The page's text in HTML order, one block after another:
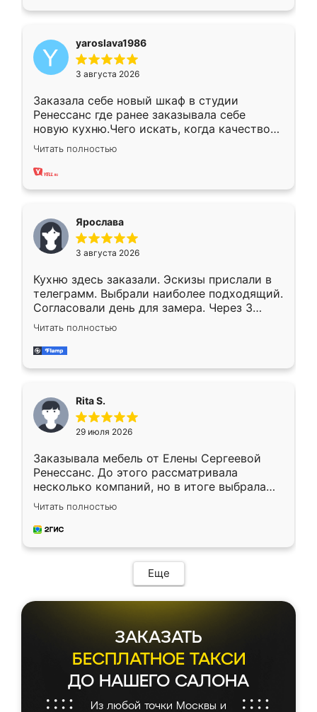
yaroslava1986
3 августа 2026
Заказала себе новый шкаф в студии
Ренессанс где ранее заказывала себе
новую кухню.Чего искать, когда качеством
вполне довольна. Служит кухня уже почти
два года, нареканий нет.
Читать полностью
Ярослава
3 августа 2026
Кухню здесь заказали. Эскизы прислали в
телеграмм. Выбрали наиболее подходящий.
Согласовали день для замера. Через 3
недели кухня была уже готова. Остались
довольны работой. Спасибо Ренессанс
мебель за качественную работу!
Читать полностью
Rita S.
29 июля 2026
Заказывала мебель от Елены Сергеевой
Ренессанс. До этого рассматривала
несколько компаний, но в итоге выбрала
эту. Сначала обговорили условия, потом
приехал замерщик, всё спокойно объяснил
и снял размеры. Изготовили в срок, с
мебель сразу встала на свое место без
каких-либо доработок. Качеством осталась
довольна, все выглядит так, как и ожидала.
Читать полностью
Еще
ЗАКАЗАТЬ
БЕСПЛАТНОЕ ТАКСИ
ДО НАШЕГО САЛОНА
Из любой точки Москвы и